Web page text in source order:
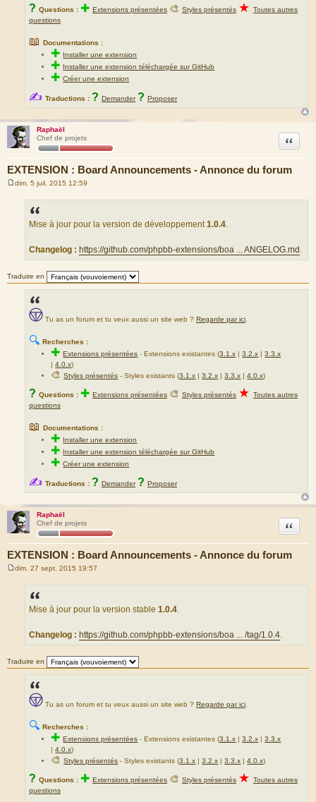
? Questions : ✚ Extensions présentées 🎨 Styles présentés ★ Toutes autres
questions
📖 Documentations :
✚ Installer une extension
✚ Installer une extension téléchargée sur GitHub
✚Créer une extension
✍ Traductions : ? Demander ? Proposer
Raphaël
Chef de projets
EXTENSION : Board Announcements - Annonce du forum
Citation
dim. 5 juil. 2015 12:59
Mise à jour pour la version de développement1.0.4.
Changelog : https://github.com/phpbb-extensions/boa ... ANGELOG.md .
Traduire en
Tu as un forum et tu veux aussi un site web ? Regarde par ici
🔍 Recherches :
✚Extensions présentées -Extensions existantes (3.1.x |3.2.x |3.3.x
|4.0.x)
🎨Styles présentés - Styles existants (3.1.x |3.2.x |3.3.x |4.0.x)
? Questions : ✚ Extensions présentées 🎨 Styles présentés ★ Toutes autres
questions
📖 Documentations :
✚ Installer une extension
✚ Installer une extension téléchargée sur GitHub
✚Créer une extension
✍ Traductions : ? Demander ? Proposer
Raphaël
Chef de projets
EXTENSION : Board Announcements - Annonce du forum
Citation
dim. 27 sept. 2015 19:57
Mise à jour pour la version stable 1.0.4.
Changelog : https://github.com/phpbb-extensions/boa ... /tag/1.0.4.
Traduire en
Tu as un forum et tu veux aussi un site web ? Regarde par ici
🔍 Recherches :
✚Extensions présentées -Extensions existantes (3.1.x |3.2.x |3.3.x
|4.0.x)
🎨Styles présentés - Styles existants (3.1.x |3.2.x |3.3.x |4.0.x)
? Questions : ✚ Extensions présentées 🎨 Styles présentés ★ Toutes autres
questions